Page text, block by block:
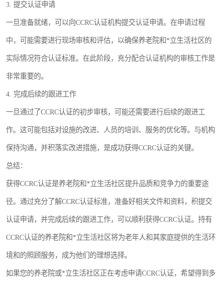
3. 提交认证申请
一旦准备就绪，可以向CCRC认证机构提交认证申请。在申请过程
中，可能需要进行现场审核和评估，以确保养老院和*立生活社区的
实际情况符合认证标准。在此阶段，充分配合认证机构的审核工作是
非常重要的。
4. 完成后续的跟进工作
一旦通过了CCRC认证的初步审核，可能还需要进行后续的跟进工
作。这可能包括对设施的改进、人员的培训、服务的优化等。与机构
保持沟通，并积落实改进措施，是成功获得CCRC认证的关键。
总结：
获得CCRC认证是养老院和*立生活社区提升品质和竞争力的重要途
径。通过充分了解CCRC认证标准，准备好相关文件和资料，积提交
认证申请，并完成后续的跟进工作，可以顺利获得CCRC认证。持有
CCRC认证的养老院和*立生活社区将为老年人和其家庭提供的生活环
境和的照顾服务，成为他们的理想选择。
如果您的养老院或*立生活社区正在考虑申请CCRC认证，希望得到多